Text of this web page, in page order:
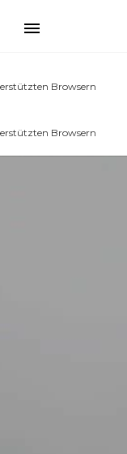
Code im Plugin oder
Browsern
Browsern
Toggle